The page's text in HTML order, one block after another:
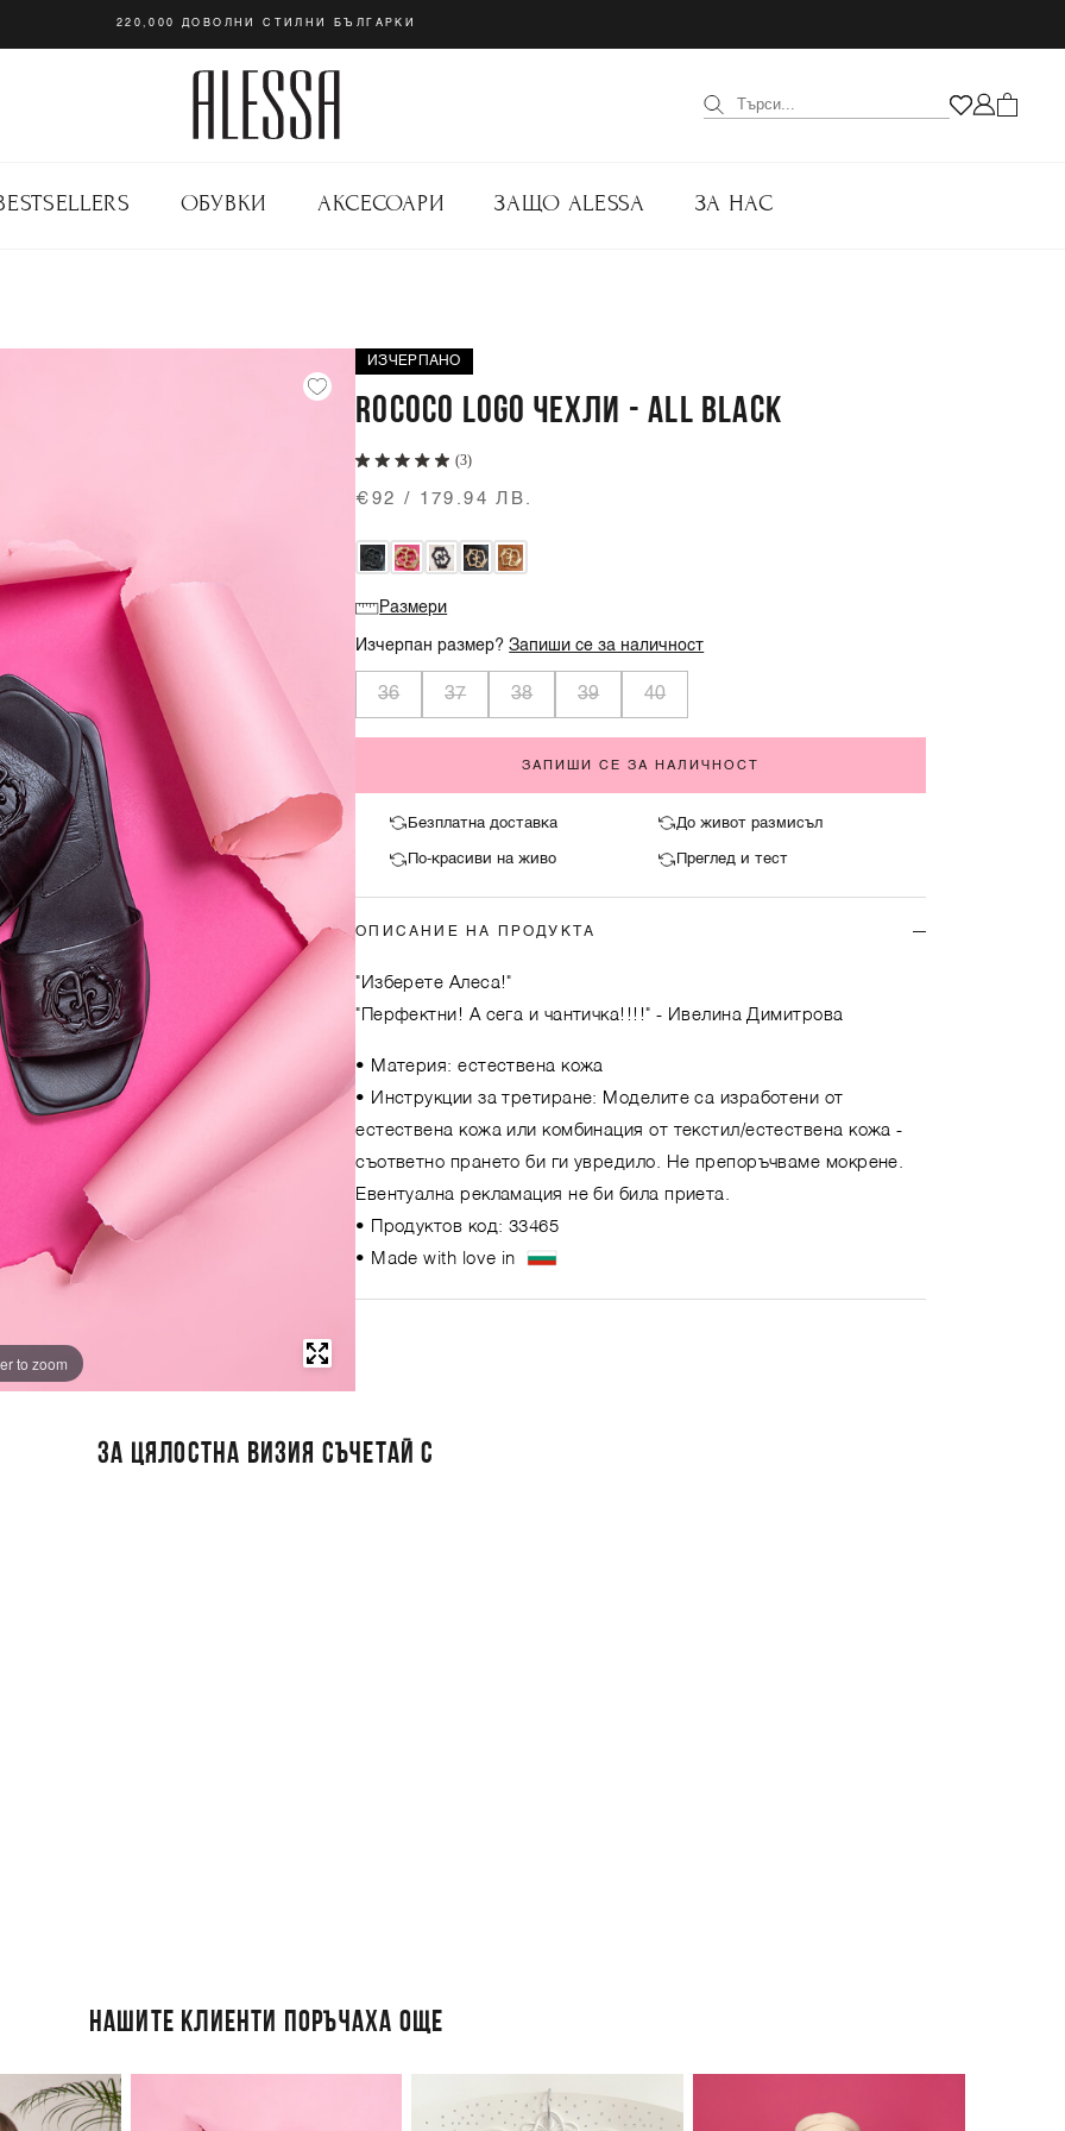
220,000 ДОВОЛНИ СТИЛНИ БЪЛГАРКИ
ОБУВКИ АКСЕСОАРИ ЗАЩО ALESSA ЗА НАС
to zoom
ИЗЧЕРПАНО
ROCOCO LOGO ЧЕХЛИ - ALL BLACK
(3)
€92 / 179.94 ЛВ.
Размери
Изчерпан размер?Запиши се за наличност
36 37 38 39 40
ЗАПИШИ СЕ ЗА НАЛИЧНОСТ
Безплатна доставка До живот размисъл
По-красиви на живо Преглед и тест
ОПИСАНИЕ НА ПРОДУКТА
"Изберете Алеса!"
"Перфектни! А сега и чантичка!!!!" - Ивелина Димитрова
• Материя: естествена кожа
• Инструкции за третиране: Моделите са изработени от
естествена кожа или комбинация от текстил/естествена кожа -
съответно прането би ги увредило. Не препоръчваме мокрене.
Евентуална рекламация не би била приета.
• Продуктов код: 33465
• Made with love in
ЗА ЦЯЛОСТНА ВИЗИЯ СЪЧЕТАЙ С
НАШИТЕ КЛИЕНТИ ПОРЪЧАХА ОЩЕ